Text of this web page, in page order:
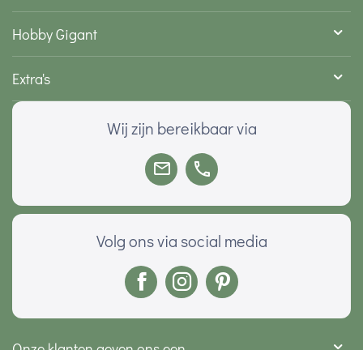
Hobby Gigant
Extra's
Wij zijn bereikbaar via
Volg ons via social media